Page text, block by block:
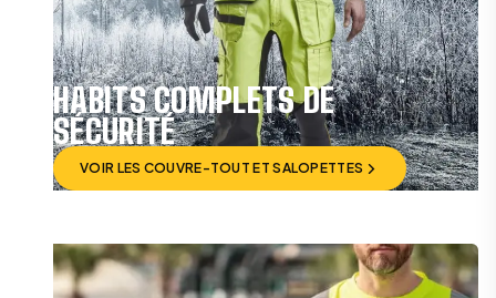
HABITS COMPLETS DE
SÉCURITÉ
VOIR LES COUVRE-TOUT ET SALOPETTES